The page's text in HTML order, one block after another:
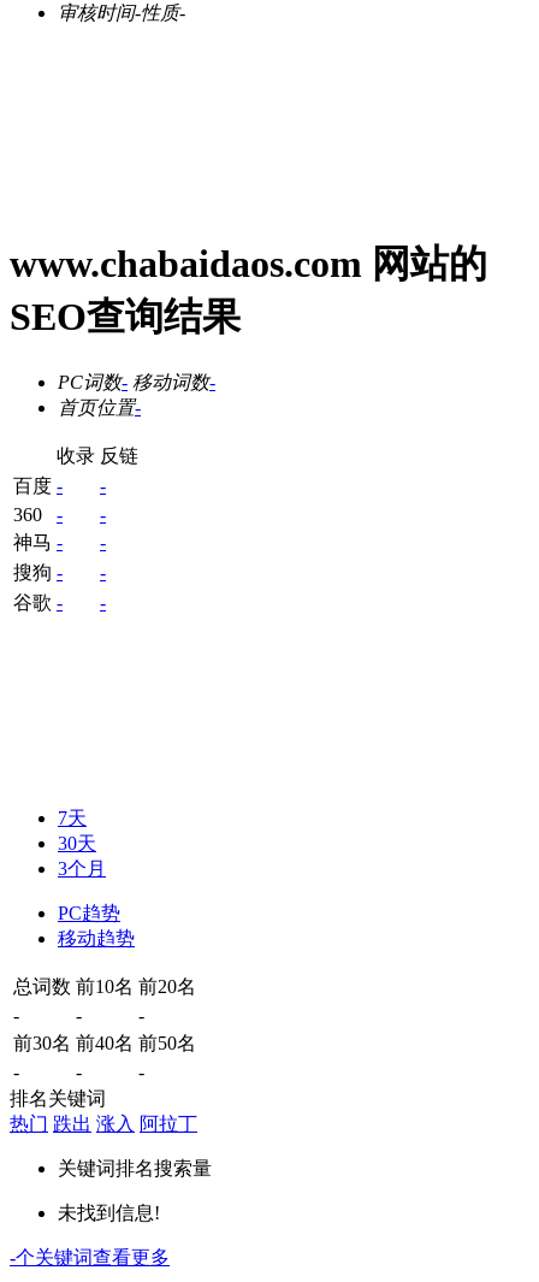
审核时间-性质-
www.chabaidaos.com 网站的
SEO查询结果
PC词数- 移动词数-
首页位置-
收录 反链
百度 -
-
360
-
-
神马 -
-
搜狗 -
-
谷歌 - -
7天
30天
3个月
PC趋势
移动趋势
总词数 前10名 前20名
-
-
-
前30名 前40名 前50名
-
-
-
排名关键词
热门 跌出 涨入 阿拉丁
关键词排名搜索量
未找到信息!
-个关键词查看更多